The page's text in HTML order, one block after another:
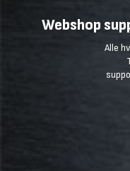
Webshop
Alle